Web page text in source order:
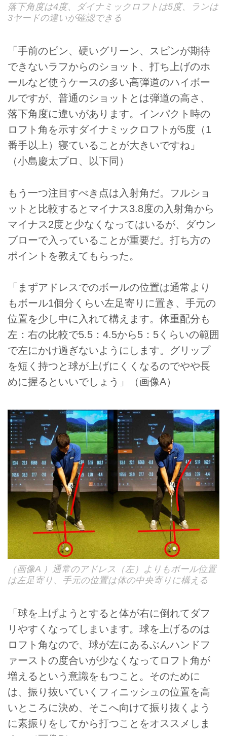
落下角度は4度、ダイナミックロフトは5度、ランは
3ヤードの違いが確認できる
「手前のピン、硬いグリーン、スピンが期待
できないラフからのショット、打ち上げのホ
ールなど使うケースの多い高弾道のハイボー
ルですが、普通のショットとは弾道の高さ、
落下角度に違いがあります。インパクト時の
ロフト角を示すダイナミックロフトが5度（1
番手以上）寝ていることが大きいですね」
（小島慶太プロ、以下同）
もう一つ注目すべき点は入射角だ。フルショ
ットと比較するとマイナス3.8度の入射角から
マイナス2度と少なくなってはいるが、ダウン
ブローで入っていることが重要だ。打ち方の
ポイントを教えてもらった。
「まずアドレスでのボールの位置は通常より
もボール1個分くらい左足寄りに置き、手元の
位置を少し中に入れて構えます。体重配分も
左：右の比較で5.5：4.5から5：5くらいの範囲
で左にかけ過ぎないようにします。グリップ
を短く持つと球が上げにくくなるのでやや長
めに握るといいでしょう」（画像A）
（画像A ）通常のアドレス（左）よりもボール位置
は左足寄り、手元の位置は体の中央寄りに構える
「球を上げようとすると体が右に倒れてダフ
リやすくなってしまいます。球を上げるのは
ロフト角なので、球が左にあるぶんハンドフ
ァーストの度合いが少なくなってロフト角が
増えるという意識をもつこと。そのために
は、振り抜いていくフィニッシュの位置を高
いところに決め、そこへ向けて振り抜くよう
に素振りをしてから打つことをオススメしま